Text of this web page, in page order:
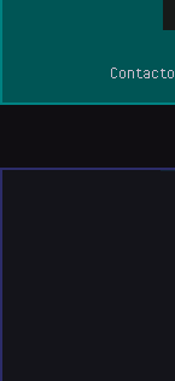
Contacto